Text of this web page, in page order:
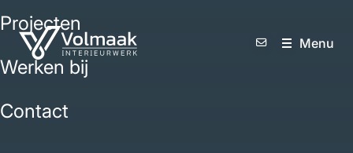
Projecten
Werken bij
Contact
Menu